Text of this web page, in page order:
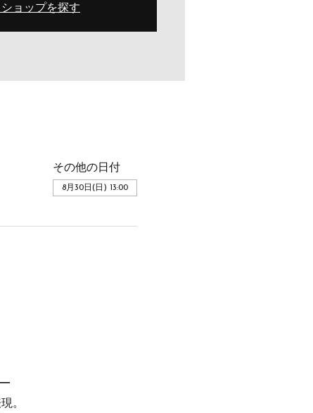
ョップを探す
その他の日付
8月30日(日) 13:00
。